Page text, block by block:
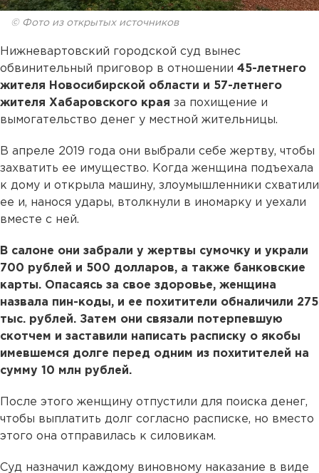
© Фото из открытых источников
Нижневартовский городской суд вынес
обвинительный приговор в отношении 45-летнего
жителя Новосибирской области и 57-летнего
жителя Хабаровского края за похищение и
вымогательство денег у местной жительницы.
В апреле 2019 года они выбрали себе жертву, чтобы
захватить ее имущество. Когда женщина подъехала
к дому и открыла машину, злоумышленники схватили
ее и, нанося удары, втолкнули в иномарку и уехали
вместе с ней.
В салоне они забрали у жертвы сумочку и украли
700 рублей и 500 долларов, а также банковские
карты. Опасаясь за свое здоровье, женщина
назвала пин-коды, и ее похитители обналичили 275
тыс. рублей. Затем они связали потерпевшую
скотчем и заставили написать расписку о якобы
имевшемся долге перед одним из похитителей на
сумму 10 млн рублей.
После этого женщину отпустили для поиска денег,
чтобы выплатить долг согласно расписке, но вместо
этого она отправилась к силовикам.
Суд назначил каждому виновному наказание в виде